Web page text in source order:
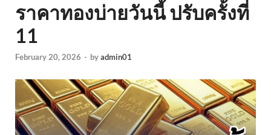
ราคาทองบ่ายวันนี้ ปรับครั้งที่
11
February 20, 2026 - byadmin01